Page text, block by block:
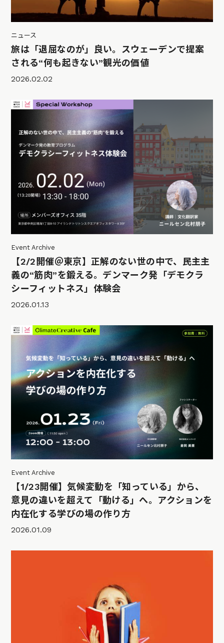
ニュース
旅は「退屈なのが」良い。スウェーデンで提案
される“何も起きない”観光の価値
2026.02.02
Event Archive
【2/2開催＠東京】正解のない世の中で、民主主
義の“筋肉”を鍛える。デンマーク発「デモクラ
シーフィットネス」体験会
2026.01.13
Event Archive
【1/23開催】気候変動を「知っている」から、
意見の違いを超えて「動ける」へ。アクションを
内在化する学びの場の作り方
2026.01.09